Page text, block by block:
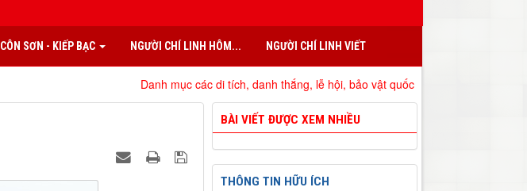
CÔN SƠN - KIẾP BẠC NGƯỜI CHÍ LINH HÔM... NGƯỜI CHÍ LINH VIẾT
Danh mục các di tích, danh thắng, lễ hội, bảo vật quốc gia đã xếp hạng trên địa bàn tỉnh
BÀI VIẾT ĐƯỢC XEM NHIỀU
THÔNG TIN HỮU ÍCH